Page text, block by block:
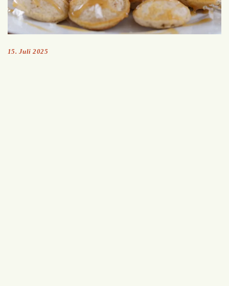
15. Juli 2025